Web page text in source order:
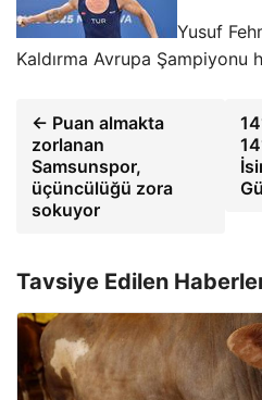
Yusuf
Kaldırma Avrupa Şampiyonu
← Puan almakta
zorlanan
Samsunspor,
üçüncülüğü zora
sokuyor
Tavsiye Edilen